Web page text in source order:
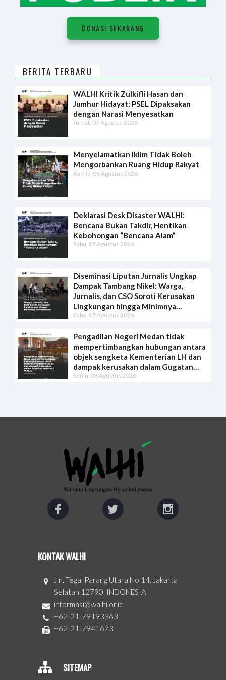
DONASI SEKARANG
BERITA TERBARU
WALHI Kritik Zulkifli Hasan dan
Jumhur Hidayat: PSEL Dipaksakan
dengan Narasi Menyesatkan
Jumat, 07 Agustus 2026
Menyelamatkan Iklim Tidak Boleh
Mengorbankan Ruang Hidup Rakyat
Kamis, 06 Agustus 2026
Deklarasi Desk Disaster WALHI:
Bencana Bukan Takdir, Hentikan
Kebohongan “Bencana Alam”
Rabu, 05 Agustus 2026
Diseminasi Liputan Jurnalis Ungkap
Dampak Tambang Nikel: Warga,
Jurnalis, dan CSO Soroti Kerusakan
Lingkungan hingga Minimnya
Transparansi
Rabu, 05 Agustus 2026
Pengadilan Negeri Medan tidak
mempertimbangkan hubungan antara
objek sengketa Kementerian LH dan
dampak kerusakan dalam Gugatan
Intervensi WALHI
Senin, 03 Agustus 2026
KONTAK WALHI
Jln. Tegal Parang Utara No 14, Jakarta
Selatan 12790. INDONESIA
informasi@walhi.or.id
+62-21-79193363
+62-21-7941673
SITEMAP